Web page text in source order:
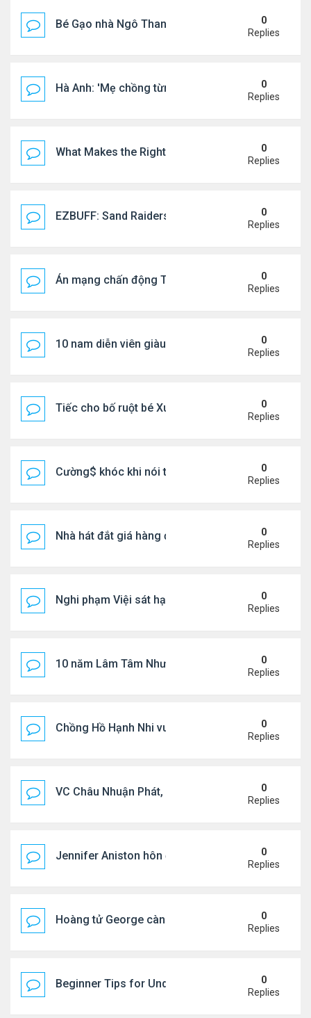
Bé Gạo nhà Ngô Thanh Vân dễ thương trong tiệc
0
Replies
Hà Anh: 'Mẹ chồng từng ngạc nhiên vì tôi luôn trả
0
Replies
What Makes the Right Retail POS Matter?0
Replies
EZBUFF: Sand Raiders of Sophie Farming
0
Replies
Án mạng chấn động Thái lan: hai chị em người
0
Replies
10 nam diễn viên giàu nhất Trung Quốc 2026
0
Replies
Tiếc cho bố ruột bé Xuân Mai ở Mỹ
0
Replies
Cường$ khóc khi nói thật về hôn nhân
0
Replies
Nhà hát đắt giá hàng đầu tg ở VN
0
Replies
Nghi phạm Việi sát hại cụ bà 91 tuổi, phi tang xác
0
Replies
10 năm Lâm Tâm Như - Hoắc Kiến Hoa
0
Replies
Chồng Hồ Hạnh Nhi vui vẻ ôm người cũ của vợ
0
Replies
VC Châu Nhuận Phát, Lưu Gia Linh viếng vợ cũ ..
0
Replies
Jennifer Aniston hôn đắm đuối bạn trai trên du
0
Replies
Hoàng tử George càng lớn càng điển trai0
Replies
Beginner Tips for Understanding Diablo 4 Items
0
Replies